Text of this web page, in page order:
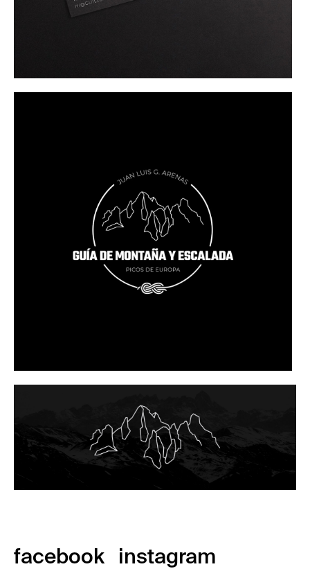
facebook instagram